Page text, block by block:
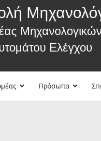
Ελέγχου
Πρόσωπα